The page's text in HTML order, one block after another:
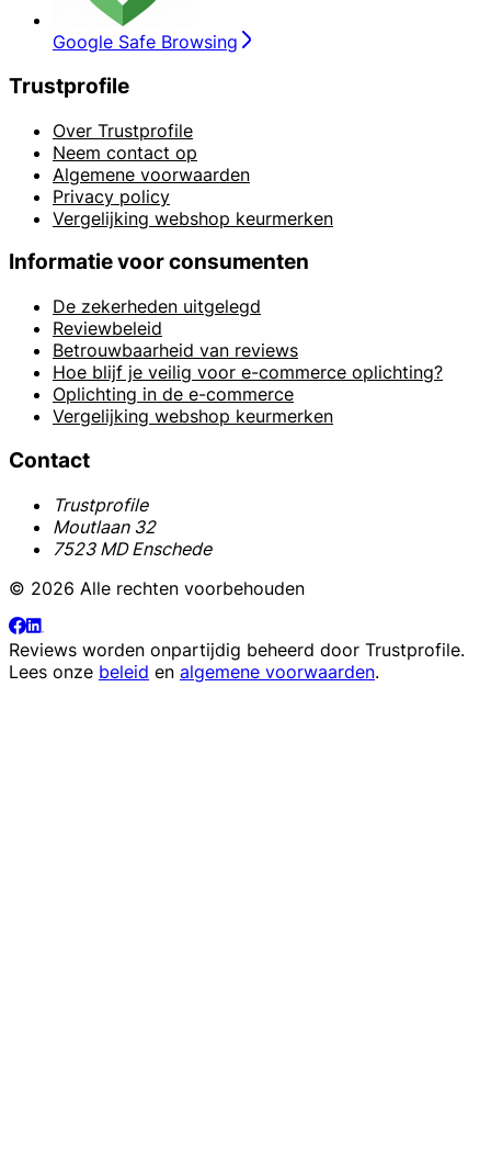
Google Safe Browsing
Trustprofile
Over Trustprofile
Neem contact op
Algemene voorwaarden
Privacy policy
Vergelijking webshop keurmerken
Informatie voor consumenten
De zekerheden uitgelegd
Reviewbeleid
Betrouwbaarheid van reviews
Hoe blijf je veilig voor e-commerce oplichting?
Oplichting in de e-commerce
Vergelijking webshop keurmerken
Contact
Trustprofile
Moutlaan 32
7523 MD Enschede
© 2026 Alle rechten voorbehouden
Reviews worden onpartijdig beheerd door Trustprofile.
Lees onze beleid en algemene voorwaarden.